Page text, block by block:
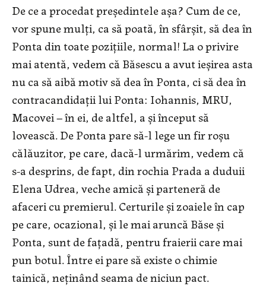
De ce a procedat preşedintele aşa? Cum de ce,
vor spune mulţi, ca să poată, în sfârşit, să dea în
Ponta din toate poziţiile, normal! La o privire
mai atentă, vedem că Băsescu a avut ieşirea asta
nu ca să aibă motiv să dea în Ponta, ci să dea în
contracandidaţii lui Ponta: Iohannis, MRU,
Macovei – în ei, de altfel, a şi început să
lovească. De Ponta pare să-l lege un fir roşu
călăuzitor, pe care, dacă-l urmărim, vedem că
s-a desprins, de fapt, din rochia Prada a duduii
Elena Udrea, veche amică şi parteneră de
afaceri cu premierul. Certurile şi zoaiele în cap
pe care, ocazional, şi le mai aruncă Băse şi
Ponta, sunt de faţadă, pentru fraierii care mai
pun botul. Între ei pare să existe o chimie
tainică, neţinând seama de niciun pact.